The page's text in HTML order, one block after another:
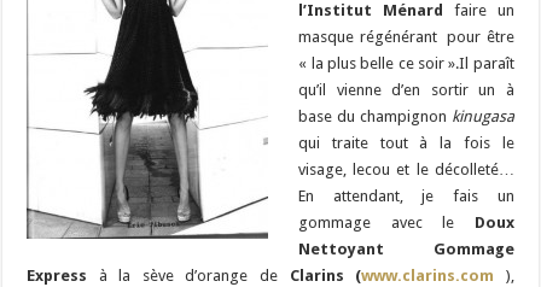
l’Institut Ménard
faire un
masque régénérant pour être
« la plus belle ce soir ».Il paraît
qu’il vienne d’en sortir un à
base du champignon kinugasa
qui traite tout à la fois le
visage, lecou et le décolleté…
En attendant, je fais un
gommage avec le Doux
Nettoyant Gommage
Express à la sève d’orange de Clarins (www.clarins.com ),